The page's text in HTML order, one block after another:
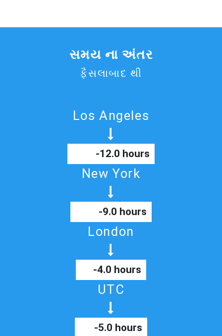
સમય ના અંતર
ફૈસલાબાદ થી
Los Angeles
-12.0 hours
New York
-9.0 hours
London
-4.0 hours
UTC
-5.0 hours